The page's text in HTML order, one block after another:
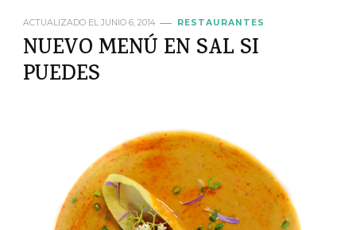
ACTUALIZADO EL JUNIO 6, 2014 RESTAURANTES
NUEVO MENÚ EN SAL SI
PUEDES